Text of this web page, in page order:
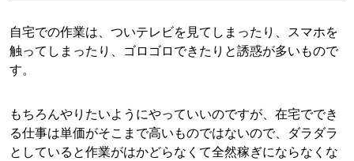
自宅での作業は、ついテレビを見てしまったり、スマホを
触ってしまったり、ゴロゴロできたりと誘惑が多いもので
す。
もちろんやりたいようにやっていいのですが、在宅ででき
る仕事は単価がそこまで高いものではないので、ダラダラ
としていると作業がはかどらなくて全然稼ぎにならなくな